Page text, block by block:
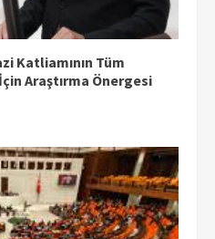
Katliamının Tüm
Araştırma Önergesi